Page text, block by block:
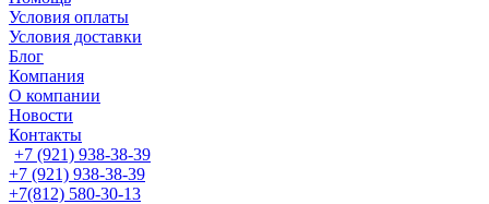
Условия оплаты
Условия доставки
Блог
Компания
О компании
Новости
Контакты
+7 (921) 938-38-39
+7 (921) 938-38-39
+7(812) 580-30-13